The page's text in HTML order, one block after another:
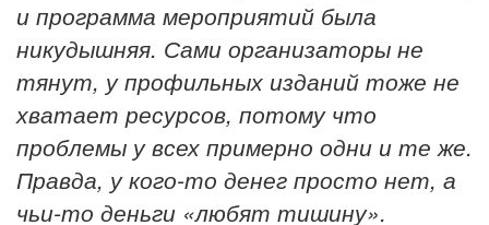
и программа мероприятий была
никудышняя. Сами организаторы не
тянут, у профильных изданий тоже не
хватает ресурсов, потому что
проблемы у всех примерно одни и те же.
Правда, у кого-то денег просто нет, а
чьи-то деньги «любят тишину».